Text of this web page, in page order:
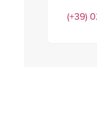
(+39)